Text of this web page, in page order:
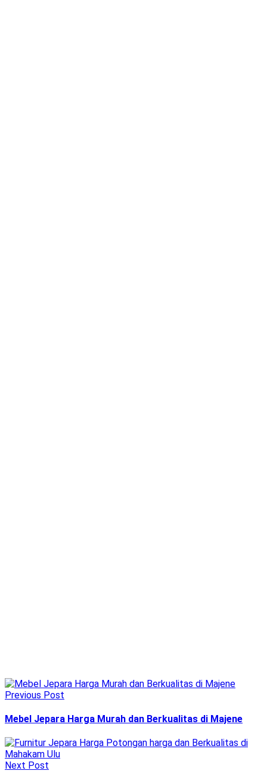
Previous Post
Mebel Jepara Harga Murah dan Berkualitas di Majene
Next Post